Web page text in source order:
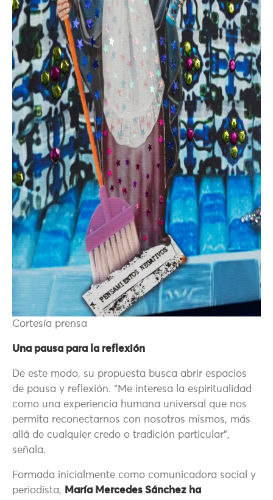
Cortesía prensa
Una pausa para la reflexión
De este modo, su propuesta busca abrir espacios
de pausa y reflexión. “Me interesa la espiritualidad
como una experiencia humana universal que nos
permita reconectarnos con nosotros mismos, más
allá de cualquier credo o tradición particular”,
señala.
Formada inicialmente como comunicadora social y
periodista, María Mercedes Sánchez ha